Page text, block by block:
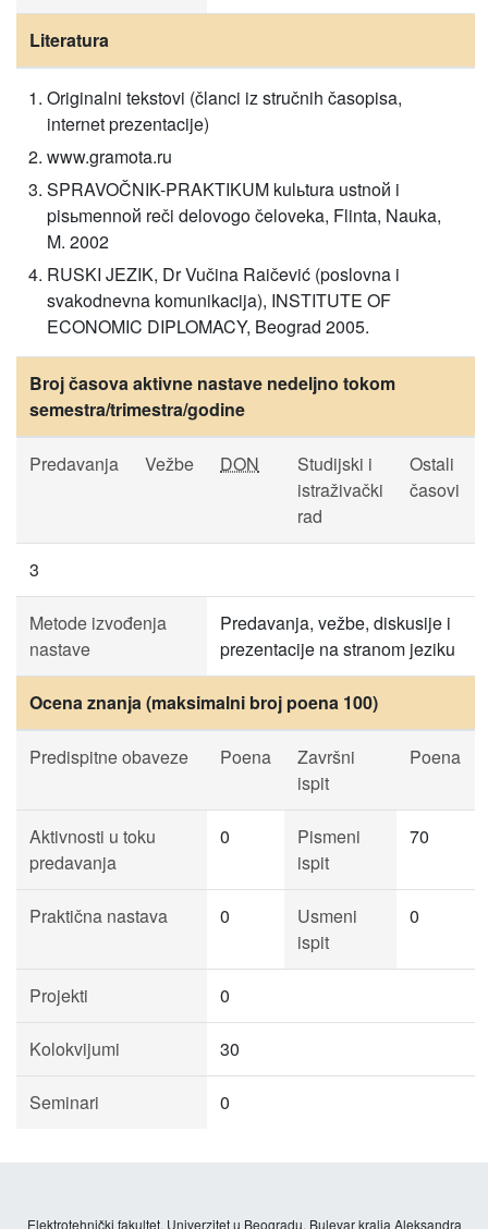
Literatura
Originalni tekstovi (članci iz stručnih časopisa,
internet prezentacije)
www.gramota.ru
SPRAVOČNIK-PRAKTIKUM kulьtura ustnoй i
pisьmennoй reči delovogo čeloveka, Flinta, Nauka,
M. 2002
RUSKI JEZIK, Dr Vučina Raičević (poslovna i
svakodnevna komunikacija), INSTITUTE OF
ECONOMIC DIPLOMACY, Beograd 2005.
Broj časova aktivne nastave nedeljno tokom
semestra/trimestra/godine
Predavanja Vežbe DON
Studijski i
istraživački
rad
Ostali
časovi
3
Metode izvođenja
nastave
Predavanja, vežbe, diskusije i
prezentacije na stranom jeziku
Ocena znanja (maksimalni broj poena 100)
Predispitne obaveze Poena
Završni
ispit
Poena
Aktivnosti u toku
predavanja
0
Pismeni
ispit
70
Praktična nastava 0
Usmeni
ispit
0
Projekti 0
Kolokvijumi 30
Seminari 0
Elektrotehnički fakultet, Univerzitet u Beogradu, Bulevar kralja Aleksandra